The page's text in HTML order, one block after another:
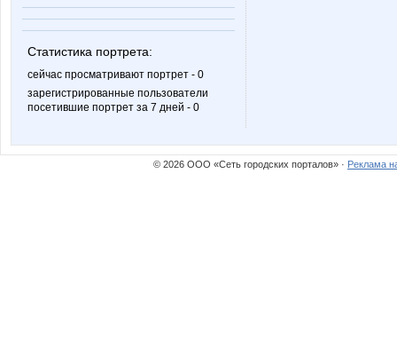
Статистика портрета:
сейчас просматривают портрет - 0
зарегистрированные пользователи
посетившие портрет за 7 дней - 0
© 2026 ООО «Сеть городских порталов» · Реклама